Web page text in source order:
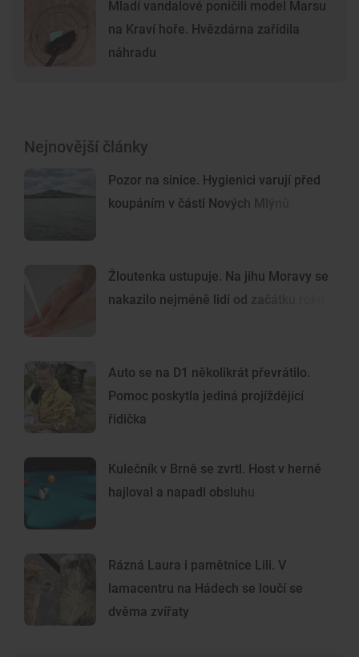
Mladí vandalové poničili model Marsu
na Kraví hoře. Hvězdárna zařídila
náhradu
Nejnovější články
Pozor na sinice. Hygienici varují před
koupáním v části Nových Mlýnů
Žloutenka ustupuje. Na jihu Moravy se
nakazilo nejméně lidí od začátku roku
Auto se na D1 několikrát převrátilo.
Pomoc poskytla jediná projíždějící
řidička
Kulečník v Brně se zvrtl. Host v herně
hajloval a napadl obsluhu
Rázná Laura i pamětnice Lili. V
lamacentru na Hádech se loučí se
dvěma zvířaty